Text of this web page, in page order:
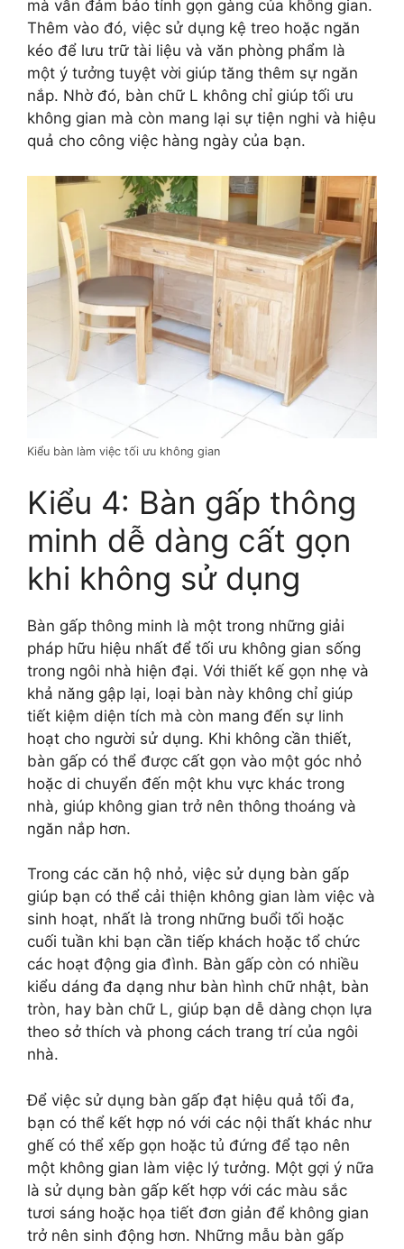
mà vẫn đảm bảo tính gọn gàng của không gian.
Thêm vào đó, việc sử dụng kệ treo hoặc ngăn
kéo để lưu trữ tài liệu và văn phòng phẩm là
một ý tưởng tuyệt vời giúp tăng thêm sự ngăn
nắp. Nhờ đó, bàn chữ L không chỉ giúp tối ưu
không gian mà còn mang lại sự tiện nghi và hiệu
quả cho công việc hàng ngày của bạn.
Kiểu bàn làm việc tối ưu không gian
Kiểu 4: Bàn gấp thông
minh dễ dàng cất gọn
khi không sử dụng
Bàn gấp thông minh là một trong những giải
pháp hữu hiệu nhất để tối ưu không gian sống
trong ngôi nhà hiện đại. Với thiết kế gọn nhẹ và
khả năng gập lại, loại bàn này không chỉ giúp
tiết kiệm diện tích mà còn mang đến sự linh
hoạt cho người sử dụng. Khi không cần thiết,
bàn gấp có thể được cất gọn vào một góc nhỏ
hoặc di chuyển đến một khu vực khác trong
nhà, giúp không gian trở nên thông thoáng và
ngăn nắp hơn.
Trong các căn hộ nhỏ, việc sử dụng bàn gấp
giúp bạn có thể cải thiện không gian làm việc và
sinh hoạt, nhất là trong những buổi tối hoặc
cuối tuần khi bạn cần tiếp khách hoặc tổ chức
các hoạt động gia đình. Bàn gấp còn có nhiều
kiểu dáng đa dạng như bàn hình chữ nhật, bàn
tròn, hay bàn chữ L, giúp bạn dễ dàng chọn lựa
theo sở thích và phong cách trang trí của ngôi
nhà.
Để việc sử dụng bàn gấp đạt hiệu quả tối đa,
bạn có thể kết hợp nó với các nội thất khác như
ghế có thể xếp gọn hoặc tủ đứng để tạo nên
một không gian làm việc lý tưởng. Một gợi ý nữa
là sử dụng bàn gấp kết hợp với các màu sắc
tươi sáng hoặc họa tiết đơn giản để không gian
trở nên sinh động hơn. Những mẫu bàn gấp